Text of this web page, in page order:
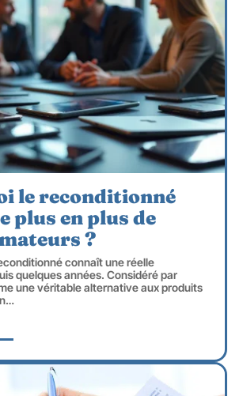
le reconditionné
plus en plus de
?
connaît une réelle
quelques années. Considéré par
une véritable alternative aux produits
…